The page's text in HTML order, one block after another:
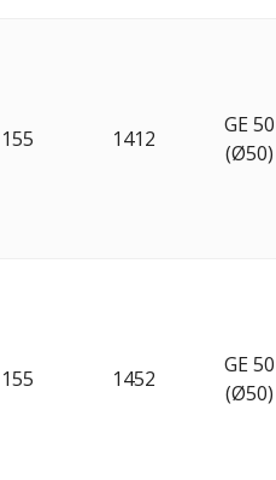
155 1412
GE 50
(Ø50)
155 1452
GE 50
(Ø50)